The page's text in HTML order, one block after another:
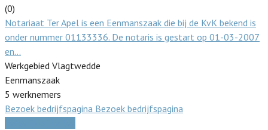
(0)
Notariaat Ter Apel is een Eenmanszaak die bij de KvK bekend is
onder nummer 01133336. De notaris is gestart op 01-03-2007
en…
Werkgebied Vlagtwedde
Eenmanszaak
5 werknemers
Bezoek bedrijfspagina Bezoek bedrijfspagina